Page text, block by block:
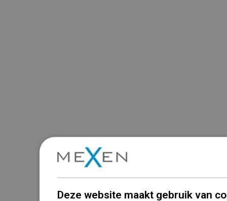
Deze website maakt gebruik van